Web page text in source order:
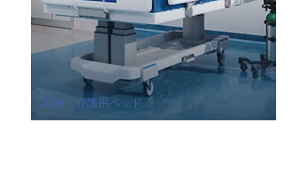
医療・介護用ベッド